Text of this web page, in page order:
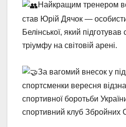
Найкращим тренером
став Юрій Дячок —
Белінської, який
тріумфу на світовій арені.
За вагомий внесок у
спортсменки вересня
спортивної боротьби
спортивний клуб Збройних